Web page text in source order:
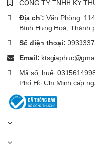
Giúp hình ảnh sống động
gaming mà còn phù hợp
🎯 Công
thủ
Gigabyte tích hợp nhiều
Aim Stabilizer
AI Black
CÔNG TY TNHH KỸ
Địa chỉ: Văn Phòng:
Bình Hưng Hoà, Thành
Số điện thoại:
Email:
Mã số thuế:
Phố Hồ Chí Minh cấp